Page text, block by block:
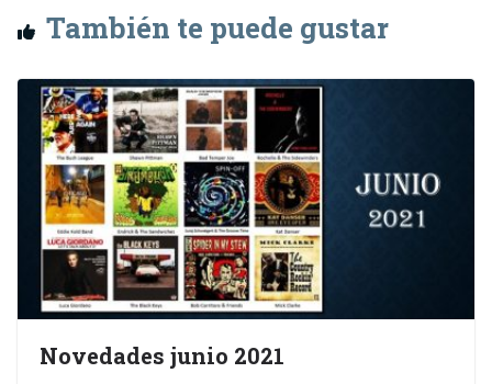
También te puede gustar
Novedades junio 2021